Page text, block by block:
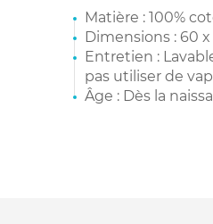
Matière : 100%
Dimensions : 60 x
Entretien :
pas utiliser de
Âge : Dès la